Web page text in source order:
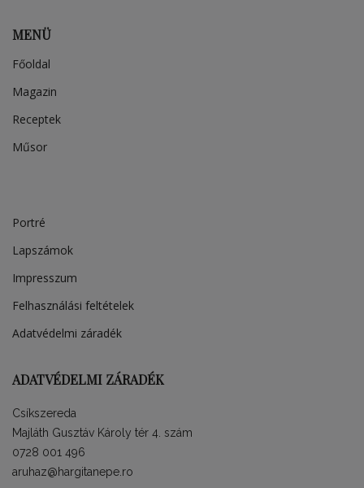
MENÜ
Főoldal
Magazin
Receptek
Műsor
Portré
Lapszámok
Impresszum
Felhasználási feltételek
Adatvédelmi záradék
ADATVÉDELMI ZÁRADÉK
Csíkszereda
Majláth Gusztáv Károly tér 4. szám
0728 001 496
aruhaz@hargitanepe.ro